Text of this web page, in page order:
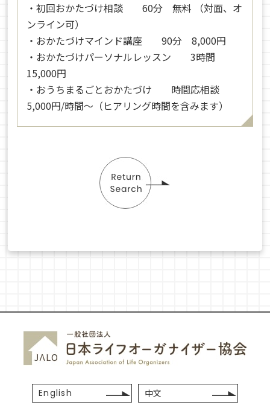
・初回おかたづけ相談 60分 無料 （対面、オ
ンライン可）
・おかたづけマインド講座 90分 8,000円
・おかたづけパーソナルレッスン 3時間
15,000円
・おうちまるごとおかたづけ 時間応相談
5,000円/時間～（ヒアリング時間を含みます）
English 中文